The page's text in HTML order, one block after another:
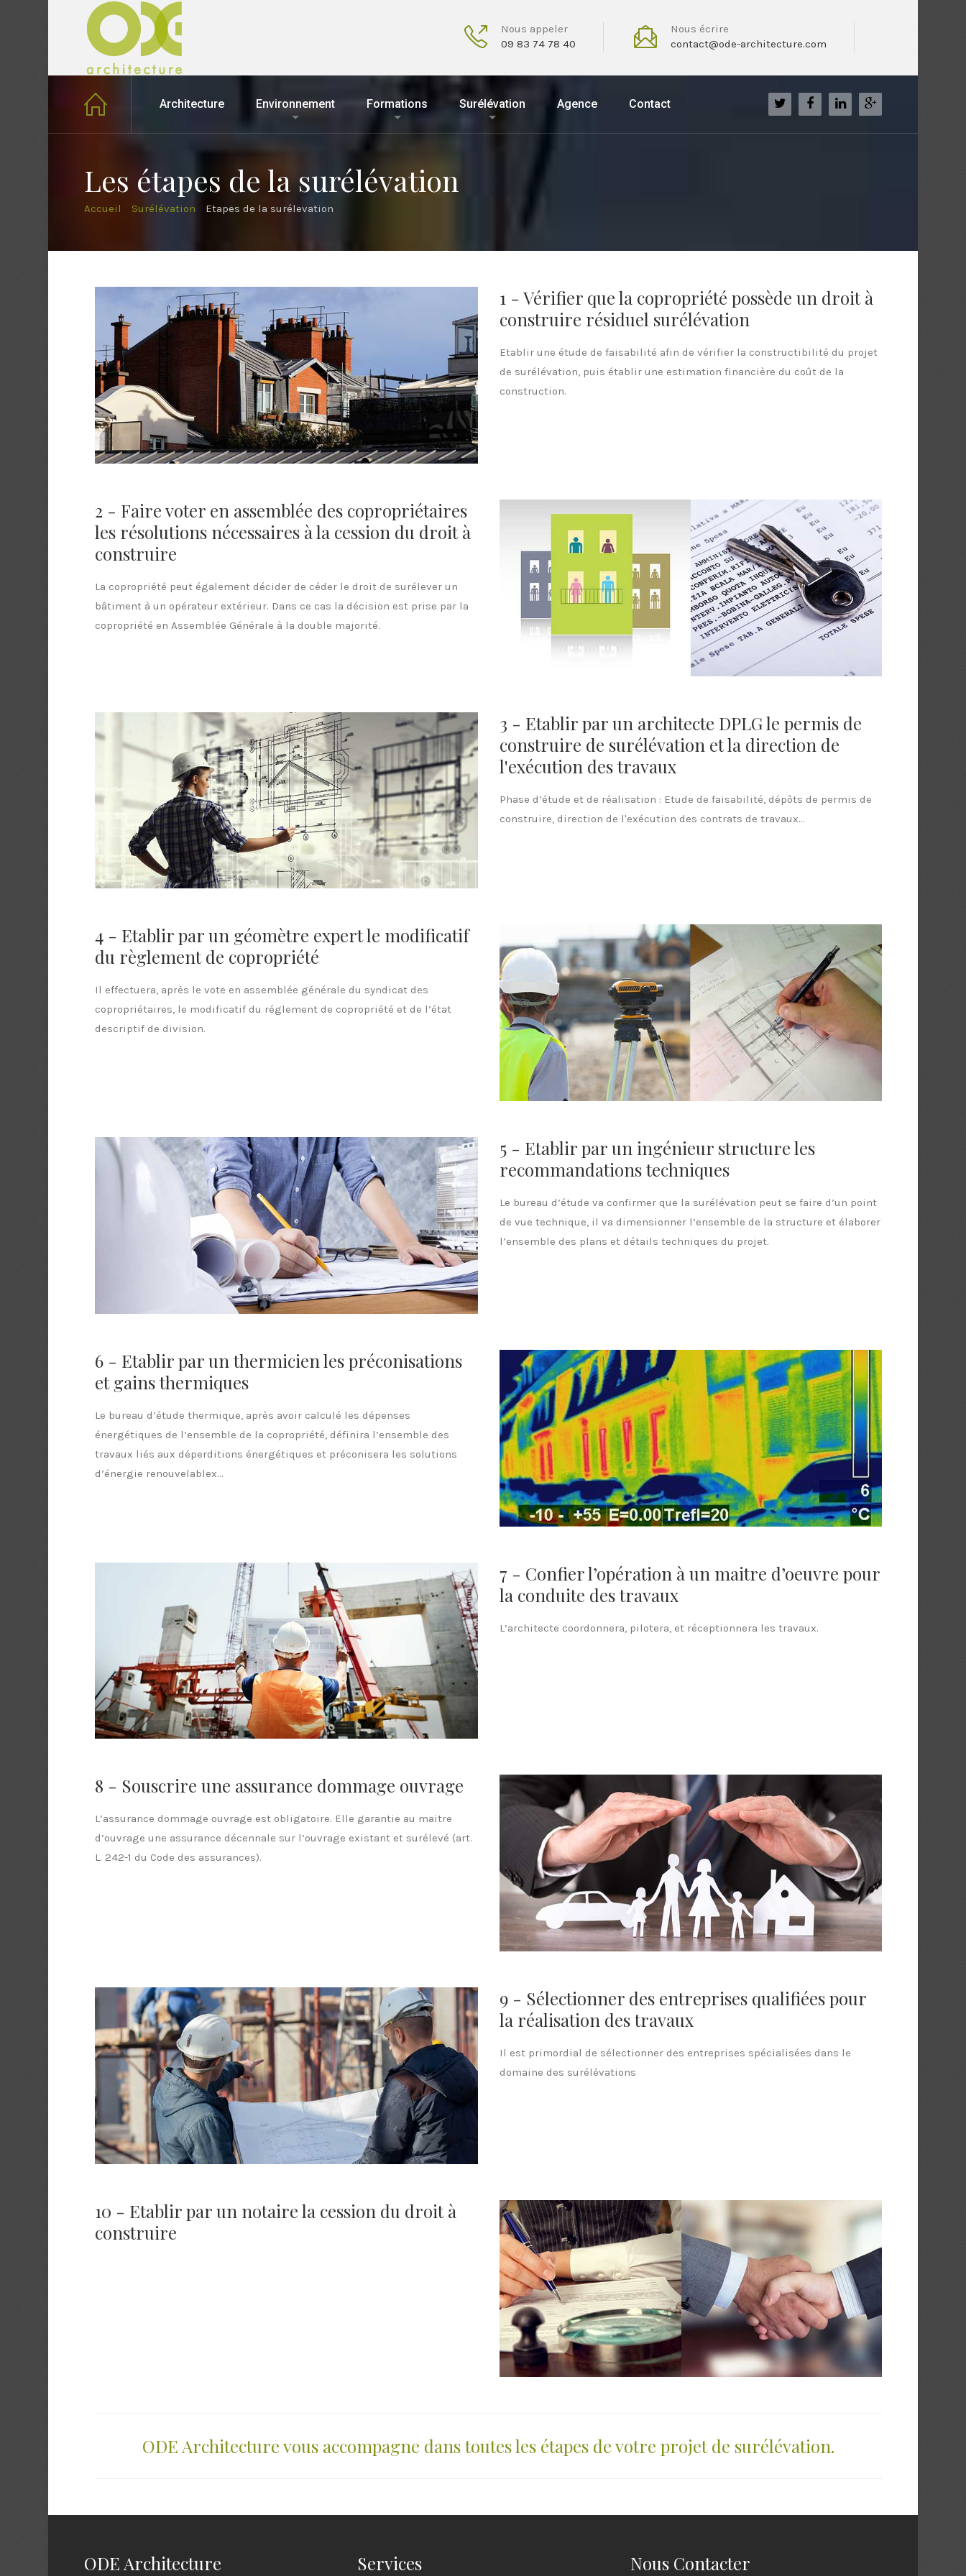
Nous appeler
09 83 74 78 40
Nous écrire
contact@ode-architecture.com
Architecture Environnement Formations Surélévation Agence Contact
Les étapes de la surélévation
Accueil Surélévation Etapes de la surélevation
1 - Vérifier que la copropriété possède un droit à
construire résiduel surélévation
Etablir une étude de faisabilité afin de vérifier la constructibilité du projet
de surélévation, puis établir une estimation financière du coût de la
construction.
2 - Faire voter en assemblée des copropriétaires
les résolutions nécessaires à la cession du droit à
construire
La copropriété peut également décider de céder le droit de surélever un
bâtiment à un opérateur extérieur. Dans ce cas la décision est prise par la
copropriété en Assemblée Générale à la double majorité.
3 - Etablir par un architecte DPLG le permis de
construire de surélévation et la direction de
l'exécution des travaux
Phase d’étude et de réalisation : Etude de faisabilité, dépôts de permis de
construire, direction de l'exécution des contrats de travaux...
4 - Etablir par un géomètre expert le modificatif
du règlement de copropriété
Il effectuera, après le vote en assemblée générale du syndicat des
copropriétaires, le modificatif du réglement de copropriété et de l’état
descriptif de division.
5 - Etablir par un ingénieur structure les
recommandations techniques
Le bureau d’étude va confirmer que la surélévation peut se faire d’un point
de vue technique, il va dimensionner l’ensemble de la structure et élaborer
l’ensemble des plans et détails techniques du projet.
6 - Etablir par un thermicien les préconisations
et gains thermiques
Le bureau d’étude thermique, après avoir calculé les dépenses
énergétiques de l’ensemble de la copropriété, définira l’ensemble des
travaux liés aux déperditions énergétiques et préconisera les solutions
d’énergie renouvelablex...
7 - Confier l’opération à un maitre d’oeuvre pour
la conduite des travaux
L’architecte coordonnera, pilotera, et réceptionnera les travaux.
8 - Souscrire une assurance dommage ouvrage
L’assurance dommage ouvrage est obligatoire. Elle garantie au maitre
d’ouvrage une assurance décennale sur l’ouvrage existant et surélevé (art.
L. 242-1 du Code des assurances).
9 - Sélectionner des entreprises qualifiées pour
la réalisation des travaux
Il est primordial de sélectionner des entreprises spécialisées dans le
domaine des surélévations
10 - Etablir par un notaire la cession du droit à
construire
ODE Architecture vous accompagne dans toutes les étapes de votre projet de surélévation.
ODE Architecture Services Nous Contacter